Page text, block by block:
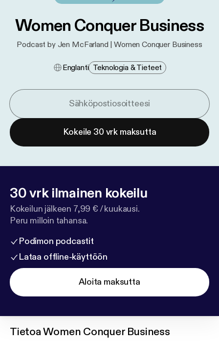
Women Conquer Business
Podcast by Jen McFarland | Women Conquer Business
Englanti Teknologia & Tieteet
Kokeile 30 vrk maksutta
30 vrk ilmainen kokeilu
Kokeilun jälkeen 7,99 € / kuukausi.
Peru milloin tahansa.
Podimon podcastit
Lataa offline-käyttöön
Aloita maksutta
TietoaWomen Conquer Business